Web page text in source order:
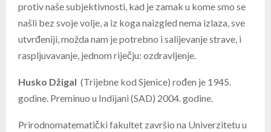
protiv naše subjektivnosti, kad je zamak u kome smo se
našli bez svoje volje, a iz koga naizgled nema izlaza, sve
utvrđeniji, možda nam je potrebno i salijevanje strave, i
raspljuvavanje, jednom riječju: ozdravljenje.
Husko Džigal (Trijebne kod Sjenice) rođen je 1945.
godine. Preminuo u Indijani (SAD) 2004. godine.
Prirodnomatematički fakultet završio na Univerzitetu u